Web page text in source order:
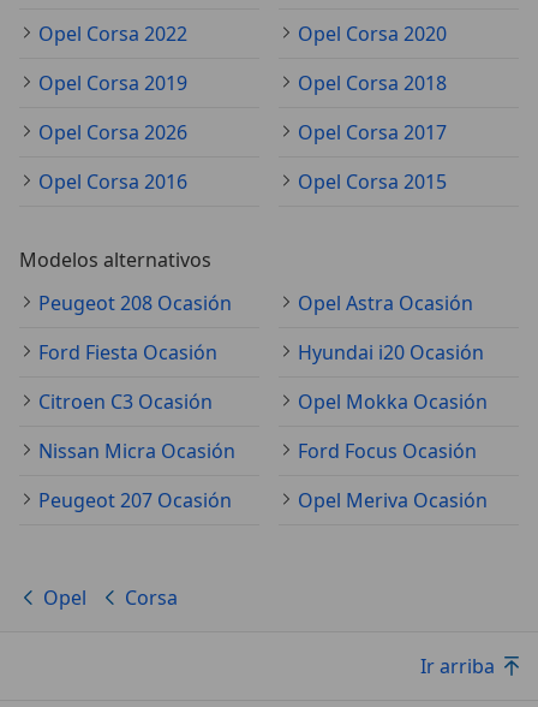
Opel Corsa 2022
Opel Corsa 2020
Opel Corsa 2019
Opel Corsa 2018
Opel Corsa 2026
Opel Corsa 2017
Opel Corsa 2016
Opel Corsa 2015
Modelos alternativos
Peugeot 208 Ocasión
Opel Astra Ocasión
Ford Fiesta Ocasión
Hyundai i20 Ocasión
Citroen C3 Ocasión
Opel Mokka Ocasión
Nissan Micra Ocasión
Ford Focus Ocasión
Peugeot 207 Ocasión
Opel Meriva Ocasión
Opel Corsa
Ir arriba